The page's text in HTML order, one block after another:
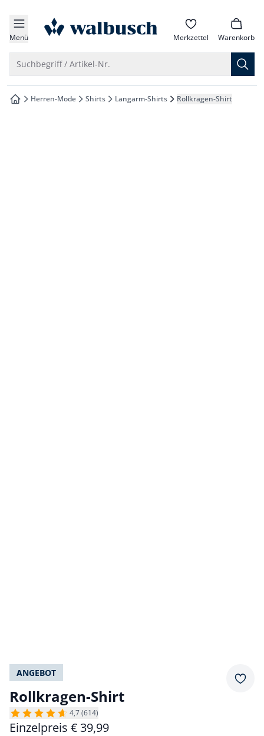
springen
springen
springen
springen
Menü zur Startseite Merkzettel Warenkorb
Suchbegriff / Artikel-Nr.
zur Startseite
Herren-Mode Shirts Langarm-Shirts Rollkragen-Shirt
ANGEBOT
Rollkragen-Shirt
4,7 (614)
Einzelpreis € 39,99